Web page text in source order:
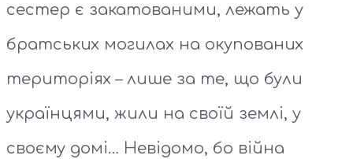
сестер є закатованими, лежать у
братських могилах на окупованих
територіях – лише за те, що були
українцями, жили на своїй землі, у
своєму домі… Невідомо, бо війна